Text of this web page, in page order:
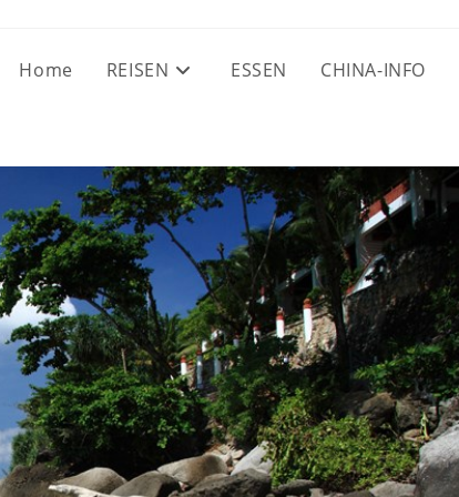
Home REISEN ESSEN CHINA-INFO